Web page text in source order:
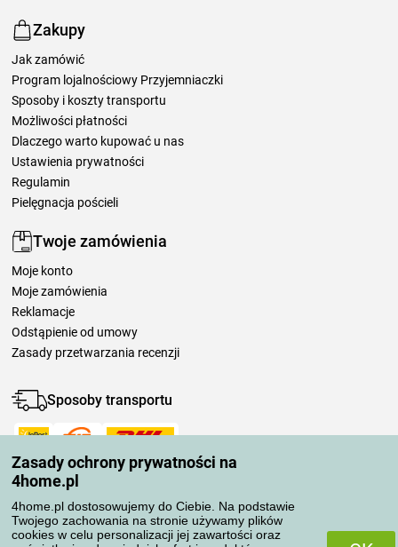
Zasady ochrony prywatności na
4home.pl
4home.pl dostosowujemy do Ciebie. Na podstawie
Twojego zachowania na stronie używamy plików
cookies w celu personalizacji jej zawartości oraz
Zakupy
Jak zamówić
Program lojalnościowy Przyjemniaczki
Sposoby i koszty transportu
Możliwości płatności
Dlaczego warto kupować u nas
Ustawienia prywatności
Regulamin
Pielęgnacja pościeli
Twoje zamówienia
Moje konto
Moje zamówienia
Reklamacje
Odstąpienie od umowy
Zasady przetwarzania recenzji
Sposoby transportu
Metody płatności
Niezawodny sklep